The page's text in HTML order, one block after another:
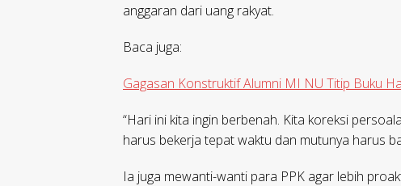
anggaran dari uang rakyat.
Baca juga:
Gagasan Konstruktif Alumni MI NU Titip Buku
“Hari ini kita ingin berbenah. Kita koreksi
harus bekerja tepat waktu dan mutunya harus
Ia juga mewanti-wanti para PPK agar lebih